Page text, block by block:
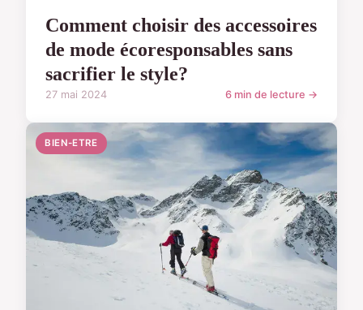
Comment choisir des accessoires
de mode écoresponsables sans
sacrifier le style?
27 mai 2024 6 min de lecture →
BIEN-ETRE